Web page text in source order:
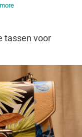
tassen voor